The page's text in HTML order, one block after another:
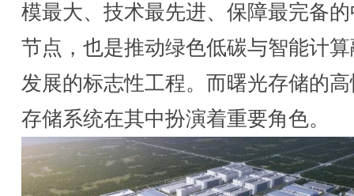
模最大、技术最先进、保障最完备
节点，也是推动绿色低碳与智能计
发展的标志性工程。而曙光存储的
存储系统在其中扮演着重要角色。